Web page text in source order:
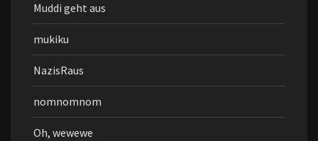
Muddi geht aus
mukiku
NazisRaus
nomnomnom
Oh, wewewe